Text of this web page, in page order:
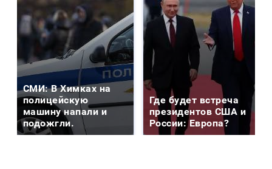
СМИ: В Химках на
полицейскую
машину напали и
подожгли.
Где будет встреча
президентов США и
России: Европа?